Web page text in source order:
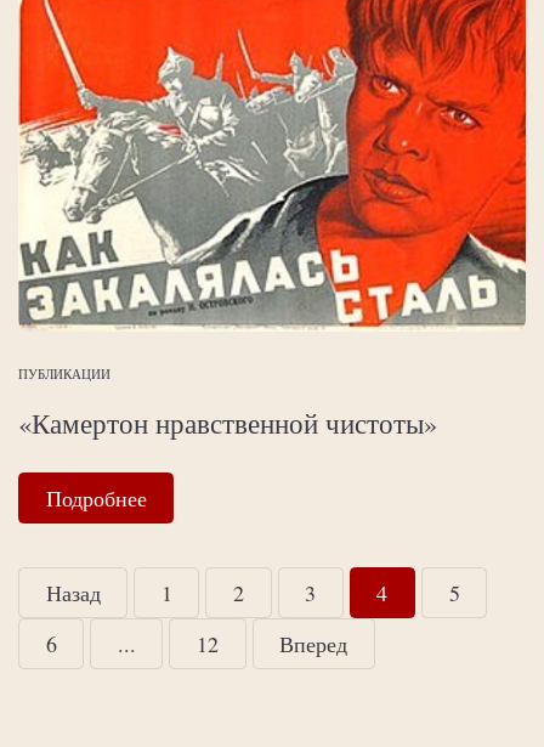
ПУБЛИКАЦИИ
«Камертон нравственной чистоты»
Подробнее
Назад 1 2 3 4
5
6
... 12 Вперед